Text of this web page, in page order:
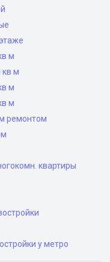
м
кв м
м
м
ремонтом
квартиры
у метро